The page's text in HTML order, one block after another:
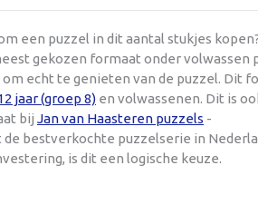
een puzzel in dit aantal stukjes
gekozen formaat onder volwassen
echt te genieten van de puzzel. Dit
jaar (groep 8) en volwassenen. Dit is
bij Jan van Haasteren puzzels -
de bestverkochte puzzelserie in
is dit een logische keuze.